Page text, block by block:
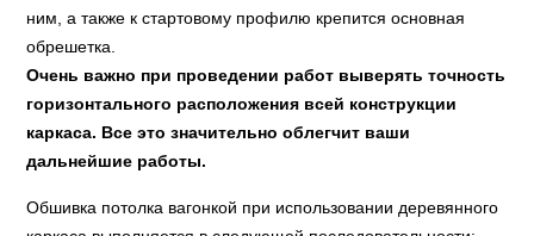
ним, а также к стартовому профилю крепится основная
обрешетка.
Очень важно при проведении работ выверять точность
горизонтального расположения всей конструкции
каркаса. Все это значительно облегчит ваши
дальнейшие работы.
Обшивка потолка вагонкой при использовании деревянного